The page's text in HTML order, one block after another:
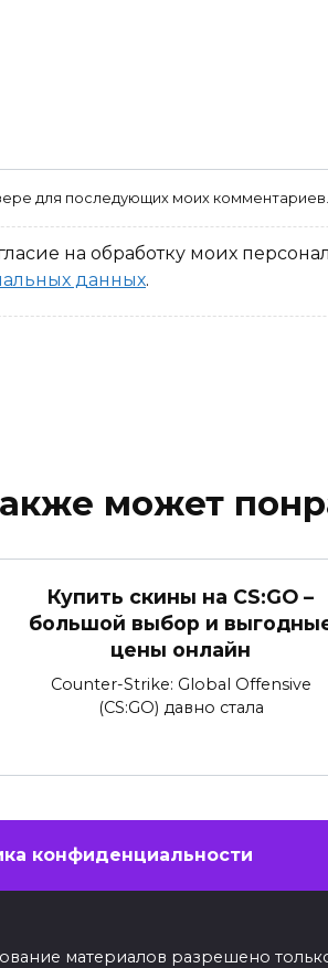
для последующих моих комментариев.
на обработку моих
данных.
может
Купить скины на CS:GO –
большой выбор и
цены онлайн
Counter-Strike: Global Offensive
(CS:GO) давно стала
конфиденциальности
материалов разрешено